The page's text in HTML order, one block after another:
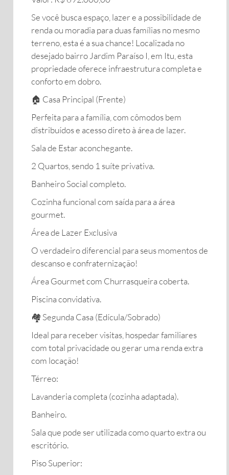
​Se você busca espaço, lazer e a possibilidade de
renda ou moradia para duas famílias no mesmo
terreno, esta é a sua chance! Localizada no
desejado bairro Jardim Paraíso I, em Itu, esta
propriedade oferece infraestrutura completa e
conforto em dobro.
​🏠 Casa Principal (Frente)
​Perfeita para a família, com cômodos bem
distribuídos e acesso direto à área de lazer.
​Sala de Estar aconchegante.
​2 Quartos, sendo 1 suíte privativa.
​Banheiro Social completo.
​Cozinha funcional com saída para a área
gourmet.
Área de Lazer Exclusiva
​O verdadeiro diferencial para seus momentos de
descanso e confraternização!
​Área Gourmet com Churrasqueira coberta.
​Piscina convidativa.
​🏘️ Segunda Casa (Edícula/Sobrado)
​Ideal para receber visitas, hospedar familiares
com total privacidade ou gerar uma renda extra
com locação!
​Térreo:
​Lavanderia completa (cozinha adaptada).
​Banheiro.
​Sala que pode ser utilizada como quarto extra ou
escritório.
​Piso Superior: